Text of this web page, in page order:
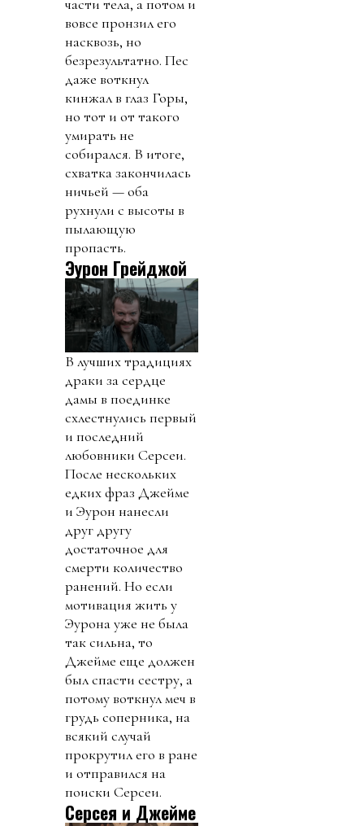
части тела, а потом и
вовсе пронзил его
насквозь, но
безрезультатно. Пес
даже воткнул
кинжал в глаз Горы,
но тот и от такого
умирать не
собирался. В итоге,
схватка закончилась
ничьей — оба
рухнули с высоты в
пылающую
пропасть.
Эурон Грейджой
В лучших традициях
драки за сердце
дамы в поединке
схлестнулись первый
и последний
любовники Серсеи.
После нескольких
едких фраз Джейме
и Эурон нанесли
друг другу
достаточное для
смерти количество
ранений. Но если
мотивация жить у
Эурона уже не была
так сильна, то
Джейме еще должен
был спасти сестру, а
потому воткнул меч в
грудь соперника, на
всякий случай
прокрутил его в ране
и отправился на
поиски Серсеи.
Серсея и Джейме